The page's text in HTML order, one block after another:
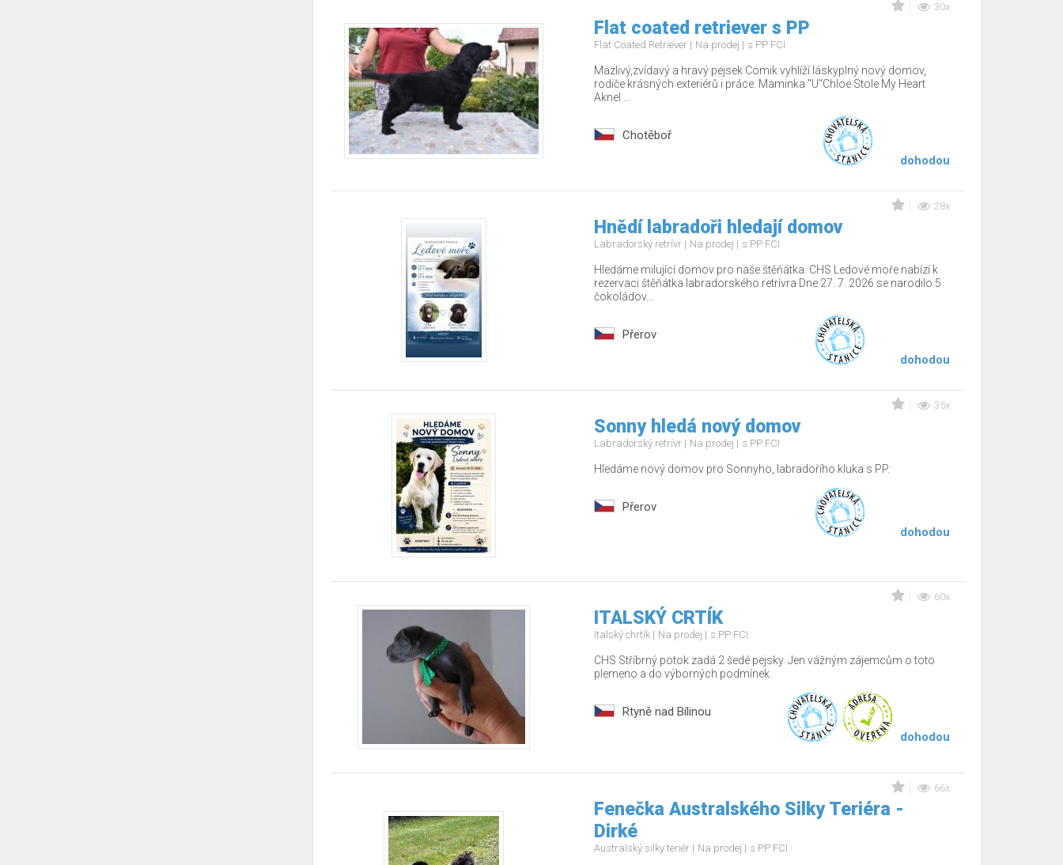
30x
Flat coated retriever s PP
Flat Coated Retriever Na prodej s PP FCI
Mazlivý,zvídavý a hravý pejsek Comik vyhlíží láskyplný nový domov,
rodiče krásných exteriérů i práce. Maminka "U"Chloe Stole My Heart
Aknel ...
Chotěboř
dohodou
28x
Hnědí labradoři hledají domov
Labradorský retrívr Na prodej s PP FCI
Hledáme milující domov pro naše štěňátka. CHS Ledové moře nabízí k
rezervaci štěňátka labradorského retrívra Dne 27. 7. 2026 se narodilo 5
čokoládov...
Přerov
dohodou
35x
Sonny hledá nový domov
Labradorský retrívr Na prodej s PP FCI
Hledáme nový domov pro Sonnyho, labradořího kluka s PP.
Přerov
dohodou
60x
ITALSKÝ CRTÍK
Italský chrtík Na prodej s PP FCI
CHS Stříbrný potok zadá 2 šedé pejsky. Jen vážným zájemcům o toto
plemeno a do výborných podmínek.
Rtyně nad Bílinou
dohodou
66x
Fenečka Australského Silky Teriéra -
Dirké
Australský silky teriér Na prodej s PP FCI